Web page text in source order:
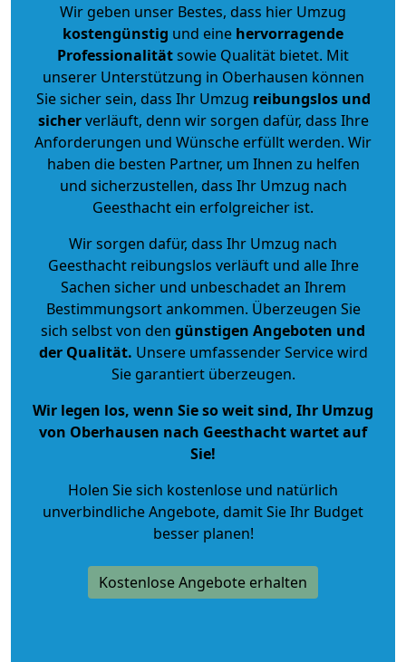
Wir geben unser Bestes, dass hier Umzug
kostengünstig und eine hervorragende
Professionalitätsowie Qualität bietet. Mit
unserer Unterstützung in Oberhausen können
Sie sicher sein, dass Ihr Umzug reibungslos und
sicherverläuft, denn wir sorgen dafür, dass Ihre
Anforderungen und Wünsche erfüllt werden. Wir
haben die besten Partner, um Ihnen zu helfen
und sicherzustellen, dass Ihr Umzug nach
Geesthacht ein erfolgreicher ist.
Wir sorgen dafür, dass Ihr Umzug nach
Geesthacht reibungslos verläuft und alle Ihre
Sachen sicher und unbeschadet an Ihrem
Bestimmungsort ankommen. Überzeugen Sie
sich selbst von den günstigen Angeboten und
der Qualität. Unsere umfassender Service wird
Sie garantiert überzeugen.
Wir legen los, wenn Sie so weit sind, Ihr Umzug
von Oberhausen nach Geesthacht wartet auf
Sie!
Holen Sie sich kostenlose und natürlich
unverbindliche Angebote, damit Sie Ihr Budget
besser planen!
Kostenlose Angebote erhalten